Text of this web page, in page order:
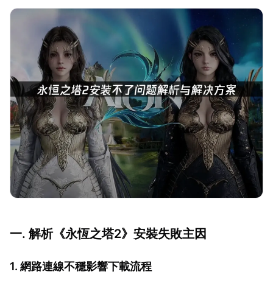
一. 解析《永恆之塔2》安裝失敗主因
1. 網路連線不穩影響下載流程